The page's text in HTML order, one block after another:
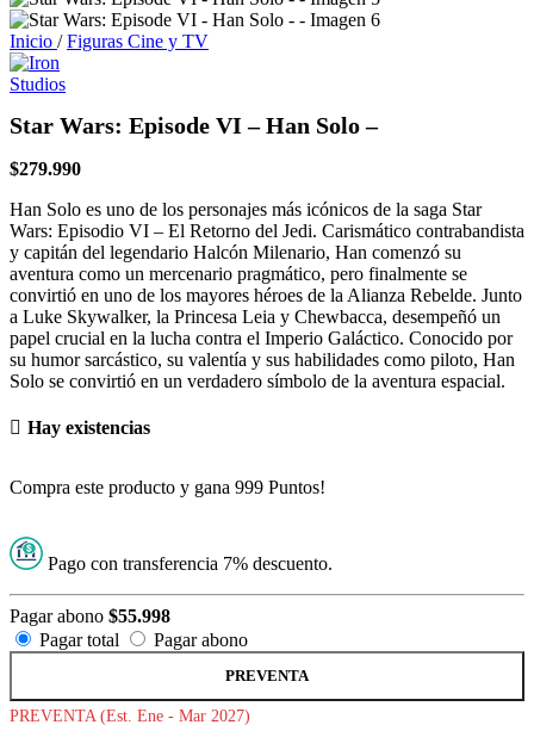
Inicio / Figuras Cine y TV
Star Wars: Episode VI – Han Solo –
$279.990
Han Solo es uno de los personajes más icónicos de la saga Star
Wars: Episodio VI – El Retorno del Jedi. Carismático contrabandista
y capitán del legendario Halcón Milenario, Han comenzó su
aventura como un mercenario pragmático, pero finalmente se
convirtió en uno de los mayores héroes de la Alianza Rebelde. Junto
a Luke Skywalker, la Princesa Leia y Chewbacca, desempeñó un
papel crucial en la lucha contra el Imperio Galáctico. Conocido por
su humor sarcástico, su valentía y sus habilidades como piloto, Han
Solo se convirtió en un verdadero símbolo de la aventura espacial.
Hay existencias
Compra este producto y gana 999 Puntos!
Pago con transferencia 7% descuento.
Pagar abono $55.998
Pagar total
Pagar abono
PREVENTA
PREVENTA (Est. Ene - Mar 2027)